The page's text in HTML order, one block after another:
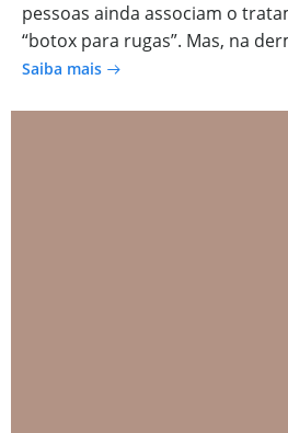
pessoas ainda associam o
“botox para rugas”. Mas, na
Saiba mais